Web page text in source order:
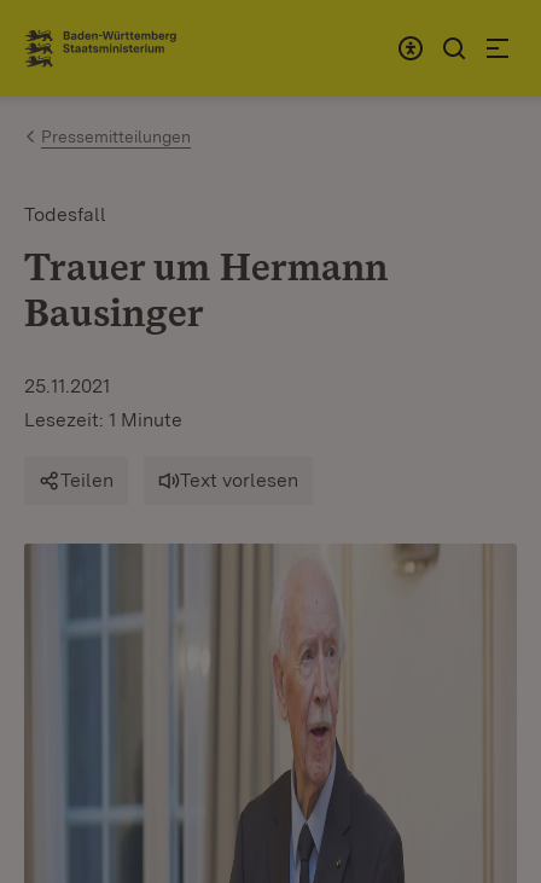
Zum Inhalt springen
Link zur Startseite
Pressemitteilungen
Todesfall
Trauer um Hermann
Bausinger
25.11.2021
Lesezeit: 1 Minute
Teilen Text vorlesen